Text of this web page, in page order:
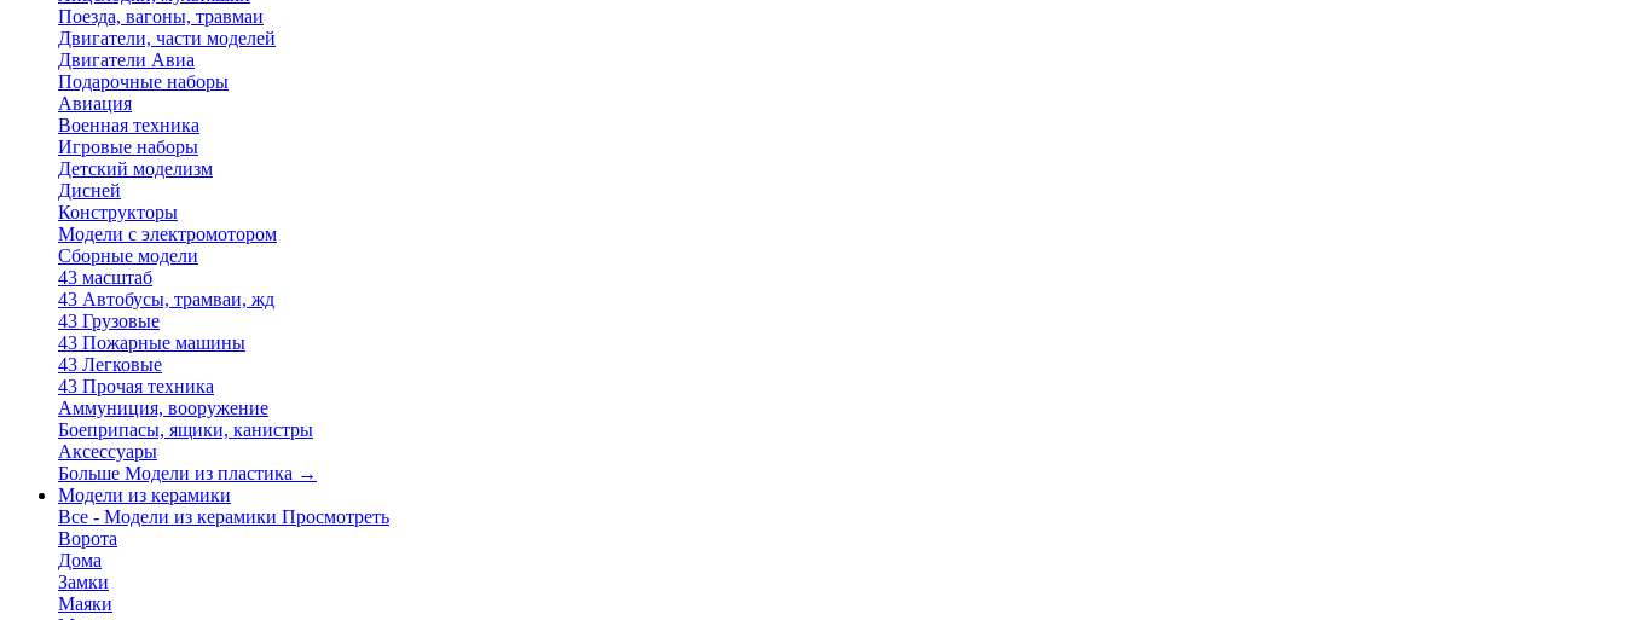
Поезда, вагоны, травмаи
Двигатели, части моделей
Двигатели Авиа
Подарочные наборы
Авиация
Военная техника
Игровые наборы
Детский моделизм
Дисней
Конструкторы
Модели с электромотором
Сборные модели
43 масштаб
43 Автобусы, трамваи, жд
43 Грузовые
43 Пожарные машины
43 Легковые
43 Прочая техника
Аммуниция, вооружение
Боеприпасы, ящики, канистры
Аксессуары
Больше Модели из пластика →
Модели из керамики
Все - Модели из керамики Просмотреть
Ворота
Дома
Замки
Маяки